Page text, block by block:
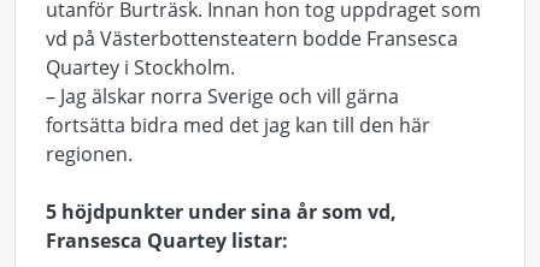
utanför Burträsk. Innan hon tog uppdraget som
vd på Västerbottensteatern bodde Fransesca
Quartey i Stockholm.
– Jag älskar norra Sverige och vill gärna
fortsätta bidra med det jag kan till den här
regionen.
5 höjdpunkter under sina år som vd,
Fransesca Quartey listar: